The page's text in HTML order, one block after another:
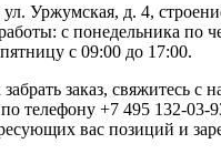
Уржумская, д. 4,
с понедельника по
с 09:00 до 17:00.
заказ, свяжитесь с
телефону +7 495 132-03-
вас позиций и